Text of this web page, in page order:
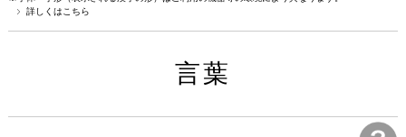
詳しくはこちら
言葉